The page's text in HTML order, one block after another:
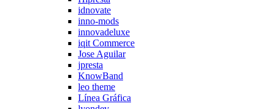
idnovate
inno-mods
innovadeluxe
iqit Commerce
Jose Aguilar
jpresta
KnowBand
leo theme
Línea Gráfica